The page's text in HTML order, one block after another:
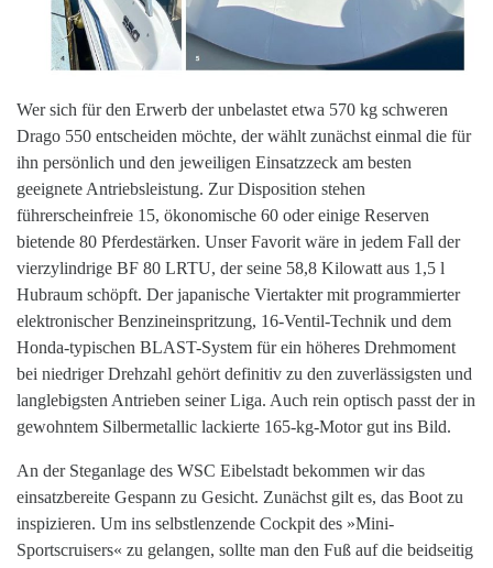
Wer sich für den Erwerb der unbelastet etwa 570 kg schweren
Drago 550 entscheiden möchte, der wählt zunächst einmal die für
ihn persönlich und den jeweiligen Einsatzzeck am besten
geeignete Antriebsleistung. Zur Disposition stehen
führerscheinfreie 15, ökonomische 60 oder einige Reserven
bietende 80 Pferdestärken. Unser Favorit wäre in jedem Fall der
vierzylindrige BF 80 LRTU, der seine 58,8 Kilowatt aus 1,5 l
Hubraum schöpft. Der japanische Viertakter mit programmierter
elektronischer Benzineinspritzung, 16-Ventil-Technik und dem
Honda-typischen BLAST-System für ein höheres Drehmoment
bei niedriger Drehzahl gehört definitiv zu den zuverlässigsten und
langlebigsten Antrieben seiner Liga. Auch rein optisch passt der in
gewohntem Silbermetallic lackierte 165-kg-Motor gut ins Bild.
An der Steganlage des WSC Eibelstadt bekommen wir das
einsatzbereite Gespann zu Gesicht. Zunächst gilt es, das Boot zu
inspizieren. Um ins selbstlenzende Cockpit des »Mini-
Sportscruisers« zu gelangen, sollte man den Fuß auf die beidseitig